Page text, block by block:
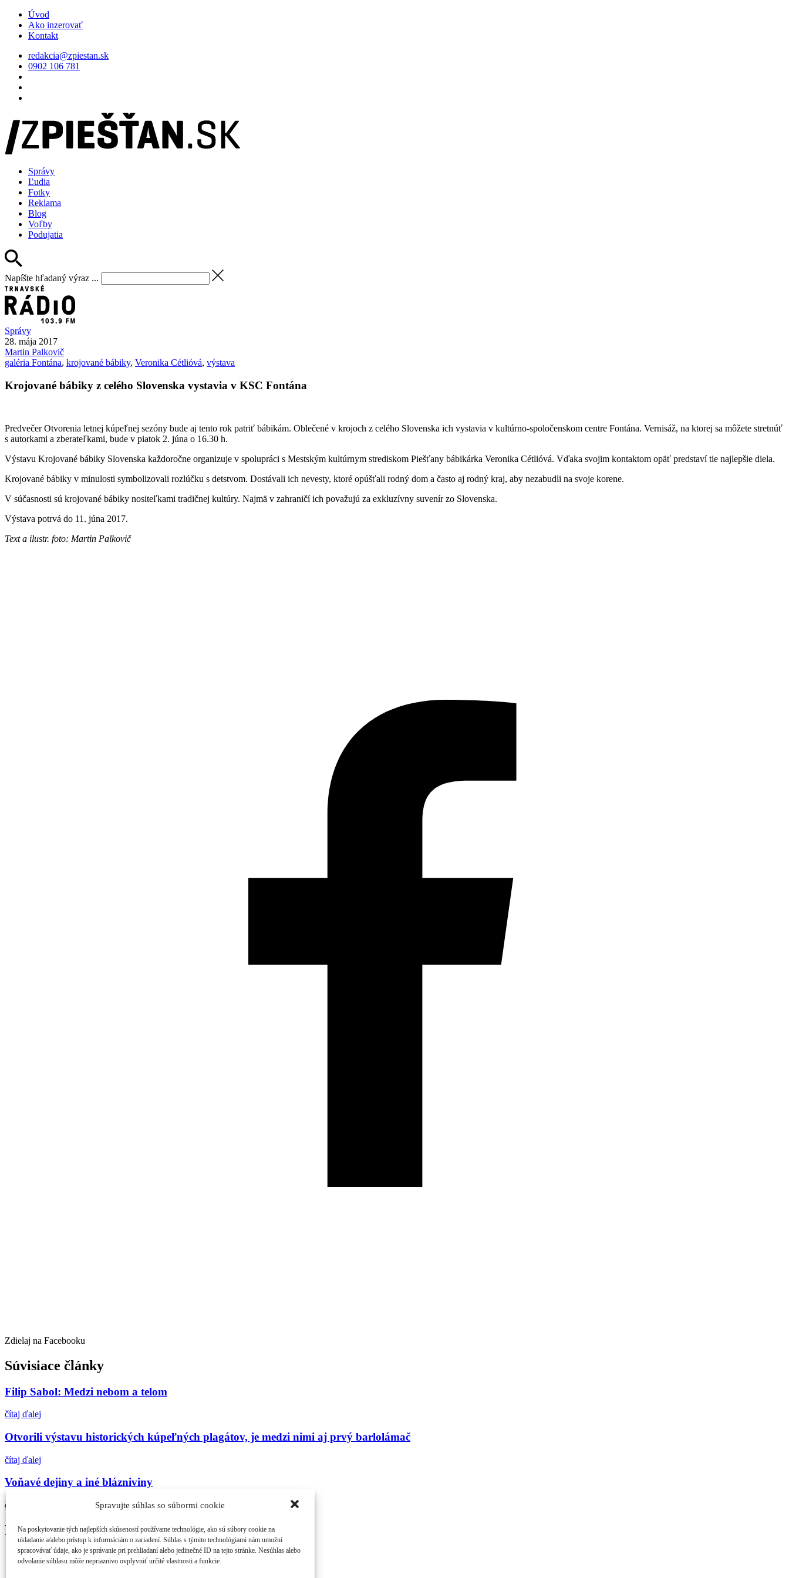
Spravujte súhlas so súbormi cookie
Na poskytovanie tých najlepších skúseností používame technológie, ako sú súbory cookie na
ukladanie a/alebo prístup k informáciám o zariadení. Súhlas s týmito technológiami nám umožní
spracovávať údaje, ako je správanie pri prehliadaní alebo jedinečné ID na tejto stránke. Nesúhlas alebo
odvolanie súhlasu môže nepriaznivo ovplyvniť určité vlastnosti a funkcie.
Úvod
Ako inzerovať
Kontakt
redakcia@zpiestan.sk
0902 106 781
Správy
Ľudia
Fotky
Reklama
Blog
Voľby
Podujatia
Napíšte hľadaný výraz ...
Správy
28. mája 2017
Martin Palkovič
galéria Fontána, krojované bábiky, Veronika Cétlióvá, výstava
Krojované bábiky z celého Slovenska vystavia v KSC Fontána
Predvečer Otvorenia letnej kúpeľnej sezóny bude aj tento rok patriť bábikám. Oblečené v krojoch z celého Slovenska ich vystavia v kultúrno-spoločenskom centre Fontána. Vernisáž, na ktorej sa môžete stretnúť
s autorkami a zberateľkami, bude v piatok 2. júna o 16.30 h.
Výstavu Krojované bábiky Slovenska každoročne organizuje v spolupráci s Mestským kultúrnym strediskom Piešťany bábikárka Veronika Cétlióvá. Vďaka svojim kontaktom opäť predstaví tie najlepšie diela.
Krojované bábiky v minulosti symbolizovali rozlúčku s detstvom. Dostávali ich nevesty, ktoré opúšťali rodný dom a často aj rodný kraj, aby nezabudli na svoje korene.
V súčasnosti sú krojované bábiky nositeľkami tradičnej kultúry. Najmä v zahraničí ich považujú za exkluzívny suvenír zo Slovenska.
Výstava potrvá do 11. júna 2017.
Text a ilustr. foto: Martin Palkovič
Zdielaj na Facebooku
Súvisiace články
Filip Sabol: Medzi nebom a telom
čítaj ďalej
Otvorili výstavu historických kúpeľných plagátov, je medzi nimi aj prvý barlolámač
čítaj ďalej
Voňavé dejiny a iné blázniviny
čítaj ďalej
Najčítanejšie
21. ročník MFF Cinematik otvorí svetová premi...
Cinematik uvedie špičkové dánske filmy a priv...